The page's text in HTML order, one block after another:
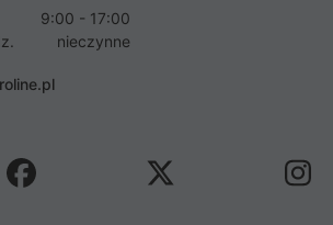
9:00 - 17:00
nieczynne